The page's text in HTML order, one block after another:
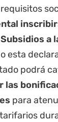
a
esta
podrá
las
para